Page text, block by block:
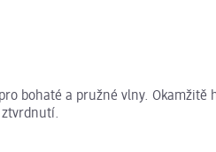
bohaté a pružné vlny.
ztvrdnutí.